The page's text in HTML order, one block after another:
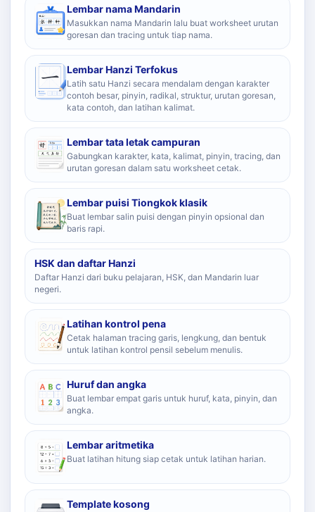
Lembar nama Mandarin
Masukkan nama Mandarin lalu buat worksheet urutan
goresan dan tracing untuk tiap nama.
Lembar Hanzi Terfokus
Latih satu Hanzi secara mendalam dengan karakter
contoh besar, pinyin, radikal, struktur, urutan goresan,
kata contoh, dan latihan kalimat.
Lembar tata letak campuran
Gabungkan karakter, kata, kalimat, pinyin, tracing, dan
urutan goresan dalam satu worksheet cetak.
Lembar puisi Tiongkok klasik
Buat lembar salin puisi dengan pinyin opsional dan
baris rapi.
HSK dan daftar Hanzi
Daftar Hanzi dari buku pelajaran, HSK, dan Mandarin luar
negeri.
Latihan kontrol pena
Cetak halaman tracing garis, lengkung, dan bentuk
untuk latihan kontrol pensil sebelum menulis.
Huruf dan angka
Buat lembar empat garis untuk huruf, kata, pinyin, dan
angka.
Lembar aritmetika
Buat latihan hitung siap cetak untuk latihan harian.
Template kosong